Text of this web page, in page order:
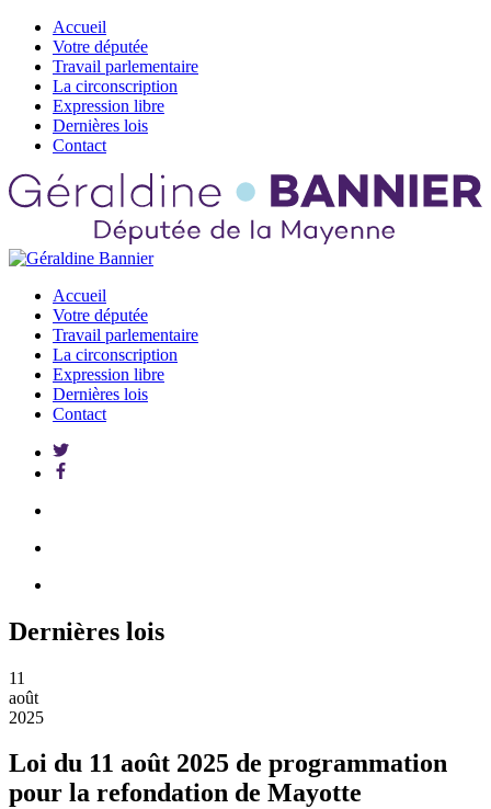
Accueil
Votre députée
Travail parlementaire
La circonscription
Expression libre
Dernières lois
Contact
Accueil
Votre députée
Travail parlementaire
La circonscription
Expression libre
Dernières lois
Contact
Dernières lois
11
août
2025
Loi du 11 août 2025 de programmation
pour la refondation de Mayotte